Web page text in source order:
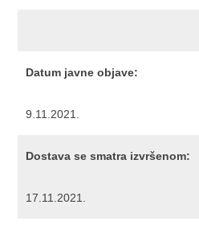
Datum javne objave:
9.11.2021.
Dostava se smatra izvršenom:
17.11.2021.